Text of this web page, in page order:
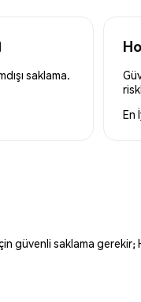
saklama.
En
güvenli saklama